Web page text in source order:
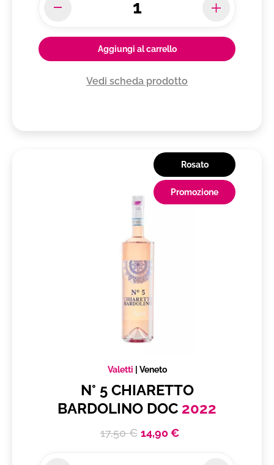
Aggiungi al carrello
Vedi scheda prodotto
Rosato
Promozione
Valetti | Veneto
N° 5 CHIARETTO
BARDOLINO DOC 2022
17,50 € 14,90 €